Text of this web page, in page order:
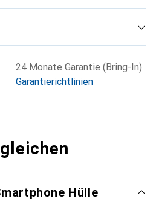
24 Monate Garantie (Bring-In)
Garantierichtlinien
Hülle